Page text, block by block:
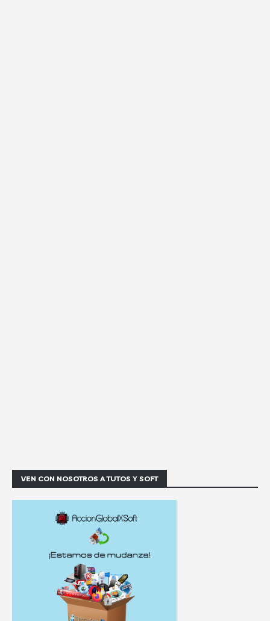
VEN CON NOSOTROS A TUTOS Y SOFT